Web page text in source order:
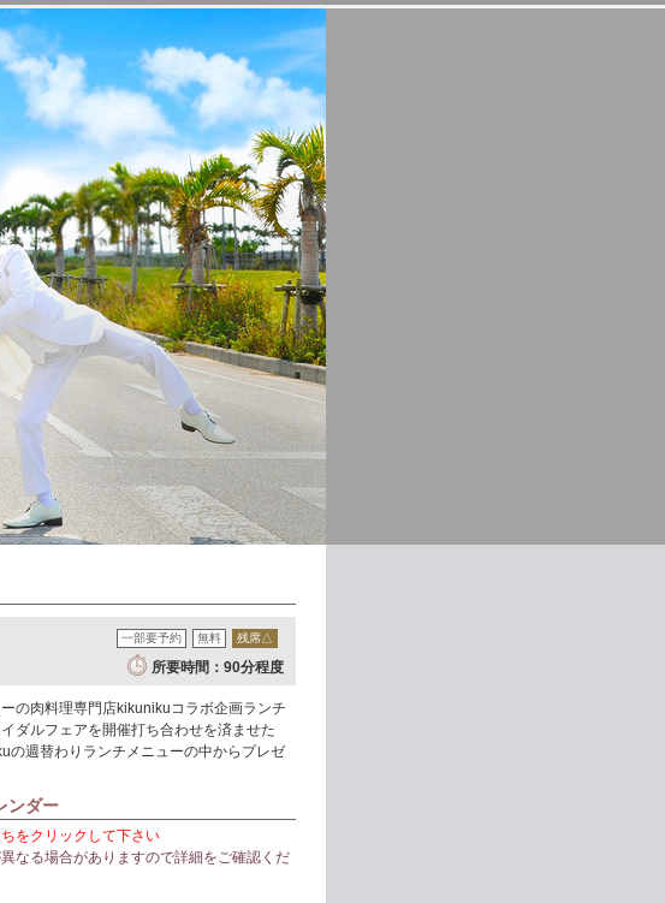
一部要予約 無料 残席△
所要時間：90分程度
の肉料理専門店kikunikuコラボ企画ランチ
ダルフェアを開催打ち合わせを済ませた
の週替わりランチメニューの中からプレゼ
ンダー
をクリックして下さい
なる場合がありますので詳細をご確認くだ